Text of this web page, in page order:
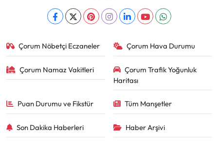
Çorum Nöbetçi Eczaneler Çorum Hava Durumu
Çorum Namaz Vakitleri
Çorum Trafik Yoğunluk
Haritası
Puan Durumu ve Fikstür Tüm Manşetler
Son Dakika Haberleri Haber Arşivi